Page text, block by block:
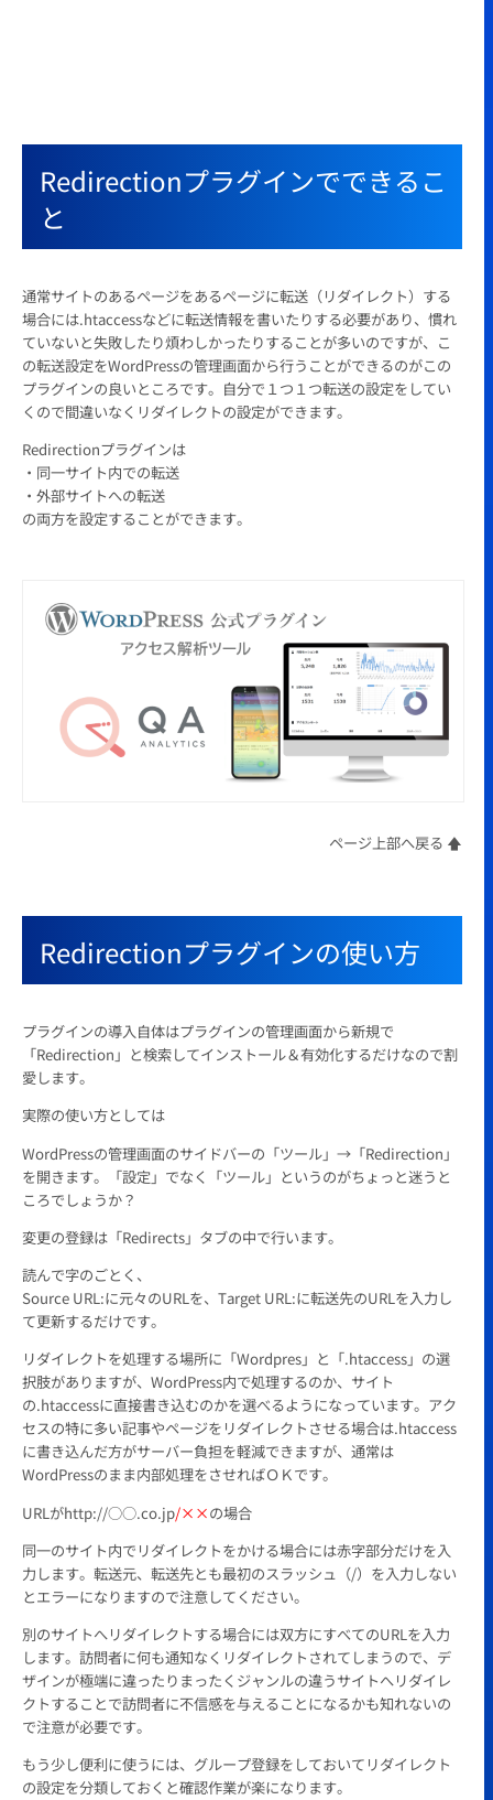
Redirectionプラグインでできるこ
と
通常サイトのあるページをあるページに転送（リダイレクト）する
場合には.htaccessなどに転送情報を書いたりする必要があり、慣れ
ていないと失敗したり煩わしかったりすることが多いのですが、こ
の転送設定をWordPressの管理画面から行うことができるのがこの
プラグインの良いところです。自分で１つ１つ転送の設定をしてい
くので間違いなくリダイレクトの設定ができます。
Redirectionプラグインは
・同一サイト内での転送
・外部サイトへの転送
の両方を設定することができます。
ページ上部へ戻る 🡅
Redirectionプラグインの使い方
プラグインの導入自体はプラグインの管理画面から新規で
「Redirection」と検索してインストール＆有効化するだけなので割
愛します。
実際の使い方としては
WordPressの管理画面のサイドバーの「ツール」→「Redirection」
を開きます。「設定」でなく「ツール」というのがちょっと迷うと
ころでしょうか？
変更の登録は「Redirects」タブの中で行います。
読んで字のごとく、
Source URL:に元々のURLを、Target URL:に転送先のURLを入力し
て更新するだけです。
リダイレクトを処理する場所に「Wordpres」と「.htaccess」の選
択肢がありますが、WordPress内で処理するのか、サイト
の.htaccessに直接書き込むのかを選べるようになっています。アク
セスの特に多い記事やページをリダイレクトさせる場合は.htaccess
に書き込んだ方がサーバー負担を軽減できますが、通常は
WordPressのまま内部処理をさせればＯＫです。
URLがhttp://○○.co.jp/××の場合
同一のサイト内でリダイレクトをかける場合には赤字部分だけを入
力します。転送元、転送先とも最初のスラッシュ（/）を入力しない
とエラーになりますので注意してください。
別のサイトへリダイレクトする場合には双方にすべてのURLを入力
します。訪問者に何も通知なくリダイレクトされてしまうので、デ
ザインが極端に違ったりまったくジャンルの違うサイトへリダイレ
クトすることで訪問者に不信感を与えることになるかも知れないの
で注意が必要です。
もう少し便利に使うには、グループ登録をしておいてリダイレクト
の設定を分類しておくと確認作業が楽になります。